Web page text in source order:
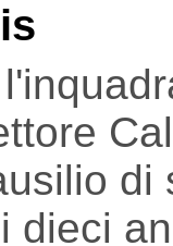
dieci